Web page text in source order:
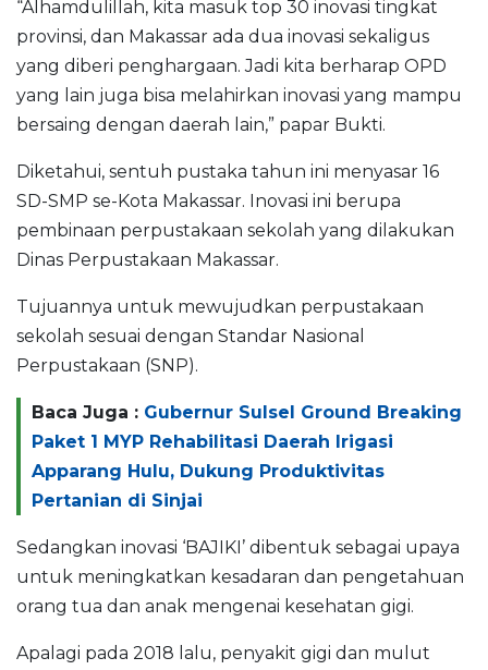
“Alhamdulillah, kita masuk top 30 inovasi tingkat
provinsi, dan Makassar ada dua inovasi sekaligus
yang diberi penghargaan. Jadi kita berharap OPD
yang lain juga bisa melahirkan inovasi yang mampu
bersaing dengan daerah lain,” papar Bukti.
Diketahui, sentuh pustaka tahun ini menyasar 16
SD-SMP se-Kota Makassar. Inovasi ini berupa
pembinaan perpustakaan sekolah yang dilakukan
Dinas Perpustakaan Makassar.
Tujuannya untuk mewujudkan perpustakaan
sekolah sesuai dengan Standar Nasional
Perpustakaan (SNP).
Baca Juga : Gubernur Sulsel Ground Breaking
Paket 1 MYP Rehabilitasi Daerah Irigasi
Apparang Hulu, Dukung Produktivitas
Pertanian di Sinjai
Sedangkan inovasi ‘BAJIKI’ dibentuk sebagai upaya
untuk meningkatkan kesadaran dan pengetahuan
orang tua dan anak mengenai kesehatan gigi.
Apalagi pada 2018 lalu, penyakit gigi dan mulut